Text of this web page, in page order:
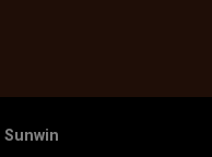
Sunwin